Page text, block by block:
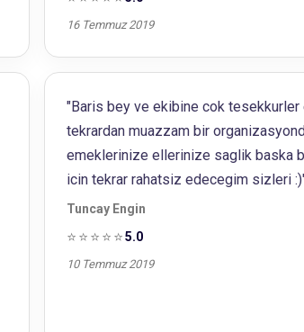
16 Temmuz 2019
"Baris bey ve ekibine cok tesekkurler
tekrardan muazzam bir
emeklerinize ellerinize saglik baska
icin tekrar rahatsiz edecegim sizleri
Tuncay Engin
⭐⭐⭐⭐⭐5.0
10 Temmuz 2019